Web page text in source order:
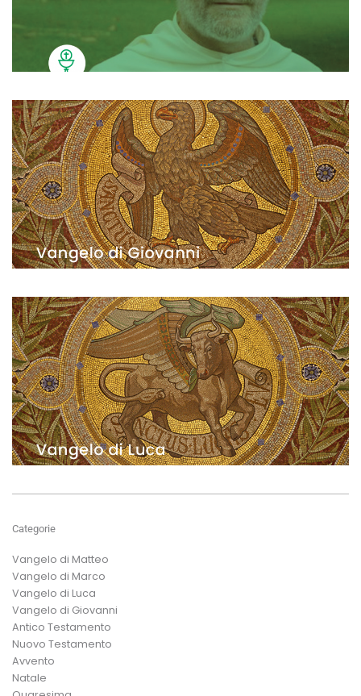
Categorie
Vangelo di Matteo
Vangelo di Marco
Vangelo di Luca
Vangelo di Giovanni
Antico Testamento
Nuovo Testamento
Avvento
Natale